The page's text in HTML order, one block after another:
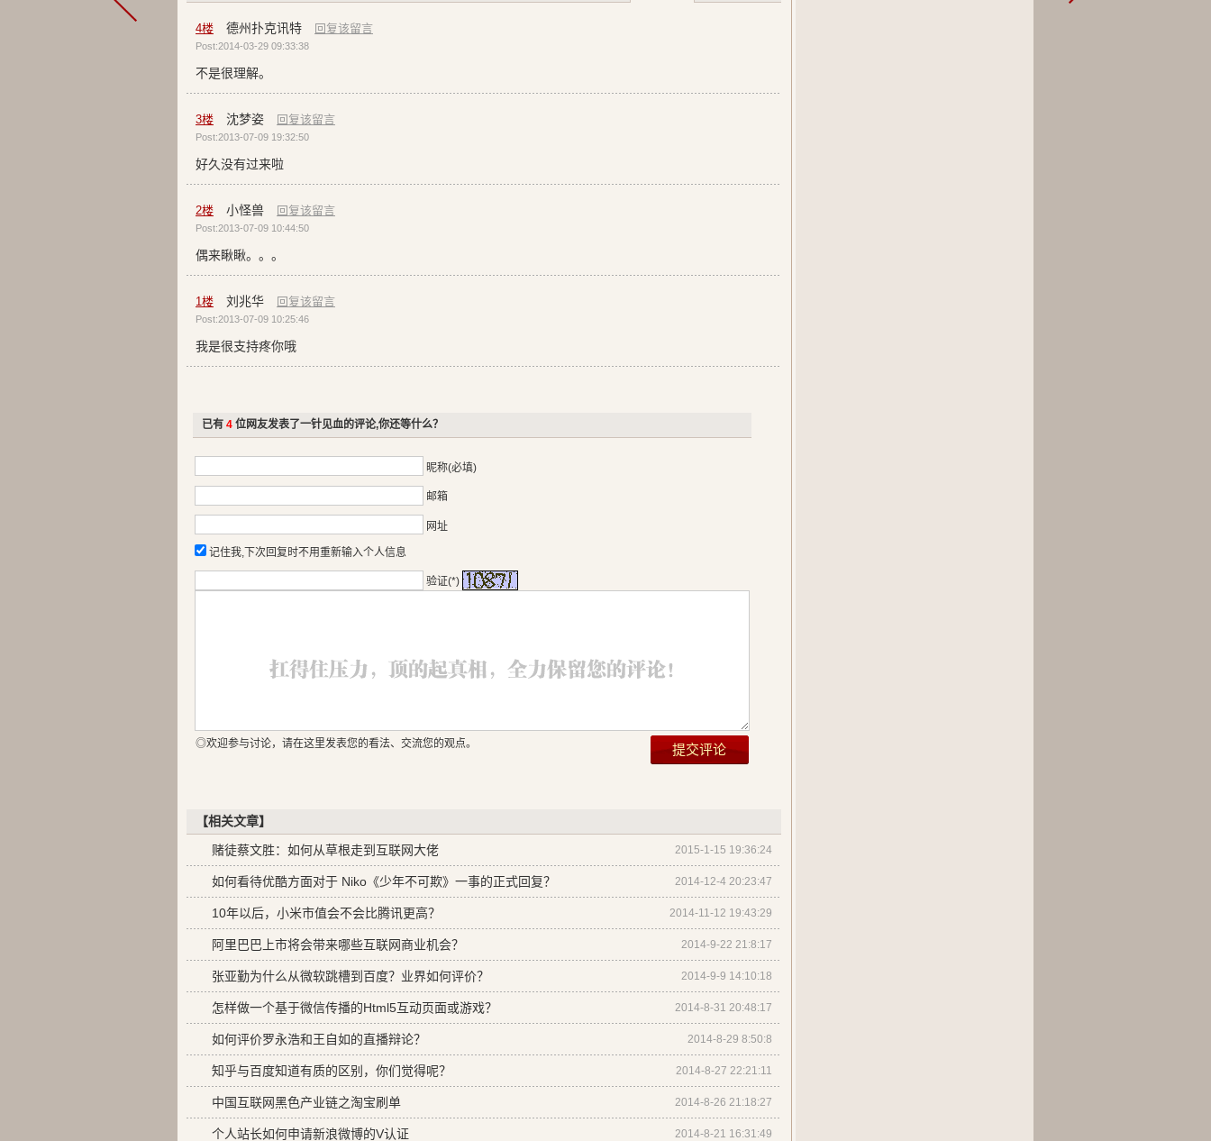
4楼 德州扑克讯特 回复该留言
Post:2014-03-29 09:33:38
不是很理解。
3楼 沈梦姿 回复该留言
Post:2013-07-09 19:32:50
好久没有过来啦
2楼 小怪兽 回复该留言
Post:2013-07-09 10:44:50
偶来瞅瞅。。。
1楼 刘兆华 回复该留言
Post:2013-07-09 10:25:46
我是很支持疼你哦
已有 4位网友发表了一针见血的评论,你还等什么？
昵称(必填)
邮箱
网址
记住我,下次回复时不用重新输入个人信息
验证(*)
◎欢迎参与讨论，请在这里发表您的看法、交流您的观点。
【相关文章】
2015-1-15 19:36:24
赌徒蔡文胜：如何从草根走到互联网大佬
2014-12-4 20:23:47
如何看待优酷方面对于 Niko《少年不可欺》一事的正式回复？
2014-11-12 19:43:29
10年以后，小米市值会不会比腾讯更高？
2014-9-22 21:8:17
阿里巴巴上市将会带来哪些互联网商业机会？
2014-9-9 14:10:18
张亚勤为什么从微软跳槽到百度？业界如何评价？
2014-8-31 20:48:17
怎样做一个基于微信传播的Html5互动页面或游戏？
2014-8-29 8:50:8
如何评价罗永浩和王自如的直播辩论？
2014-8-27 22:21:11
知乎与百度知道有质的区别，你们觉得呢？
2014-8-26 21:18:27
中国互联网黑色产业链之淘宝刷单
2014-8-21 16:31:49
个人站长如何申请新浪微博的V认证